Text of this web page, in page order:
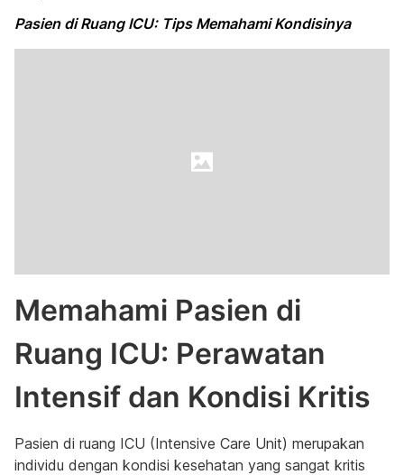
Pasien di Ruang ICU: Tips Memahami Kondisinya
Memahami Pasien di
Ruang ICU: Perawatan
Intensif dan Kondisi Kritis
Pasien di ruang ICU (Intensive Care Unit) merupakan
individu dengan kondisi kesehatan yang sangat kritis